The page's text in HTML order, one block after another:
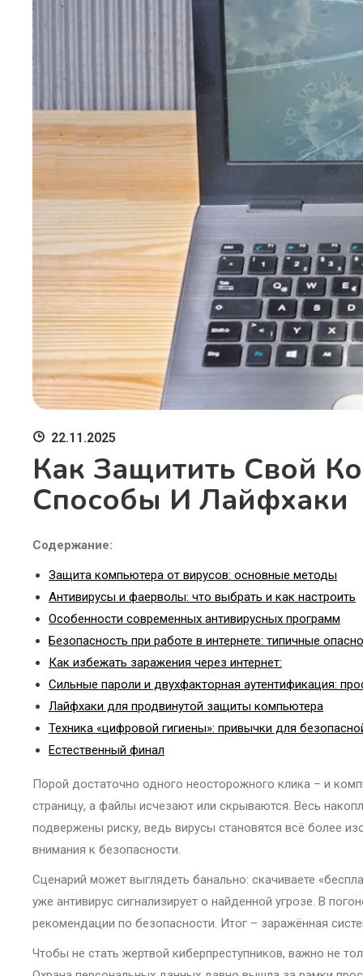
22.11.2025
Как Защитить Свой
Способы И Лайфхаки
Содержание:
Защита компьютера от вирусов: основные методы
Антивирусы и фаерволы: что выбрать и как настроить
Особенности современных антивирусных программ
Безопасность при работе в интернете: типичные
Как избежать заражения через интернет:
Сильные пароли и двухфакторная аутентификация:
Лайфхаки для продвинутой защиты компьютера
Техника «цифровой гигиены»: привычки для
Естественный финал
Порой достаточно одного неосторожного клика – и
страницу, а файлы исчезают или скрываются. Весь
подвержены риску, ведь вирусы становятся всё более
внимания к безопасности.
Сценарий может выглядеть банально: скачиваете
уже антивирус сигнализирует о найденной угрозе. В
рекомендации по безопасности. Итог – заражённая
Чтобы не стать жертвой киберпреступников, важно не